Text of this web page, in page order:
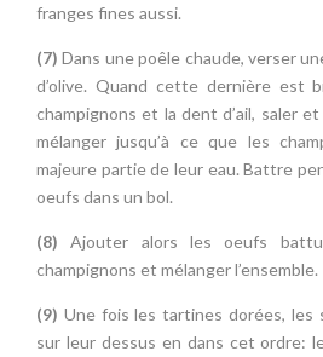
franges fines aussi.
(7)Dans une poêle chaude, verser
d’olive. Quand cette dernière est
champignons et la dent d’ail, saler
mélanger jusqu’à ce que les
majeure partie de leur eau. Battre
oeufs dans un bol.
(8) Ajouter alors les oeufs
champignons et mélanger l’ensemble.
(9) Une fois les tartines dorées,
sur leur dessus en dans cet ordre: